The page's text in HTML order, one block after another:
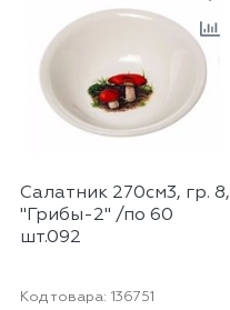
Салатник 270см3, гр. 8,
"Грибы-2" /по 60
шт.092
Код товара: 136751